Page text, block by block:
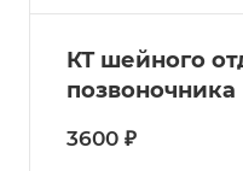
КТ шейного
позвоночника
3600 ₽